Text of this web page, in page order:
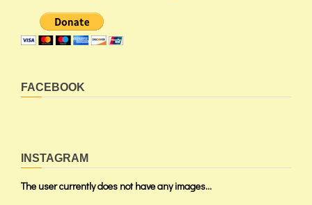
FACEBOOK
INSTAGRAM
The user currently does not have any images...